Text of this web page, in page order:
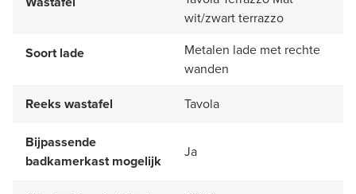
wit/zwart terrazzo
Soort lade
Metalen lade met rechte
wanden
Reeks wastafel
Tavola
Bijpassende
badkamerkast mogelijk
Ja